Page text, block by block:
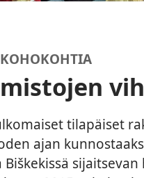
ulkomaiset tilapäiset
ajan
Biškekissä